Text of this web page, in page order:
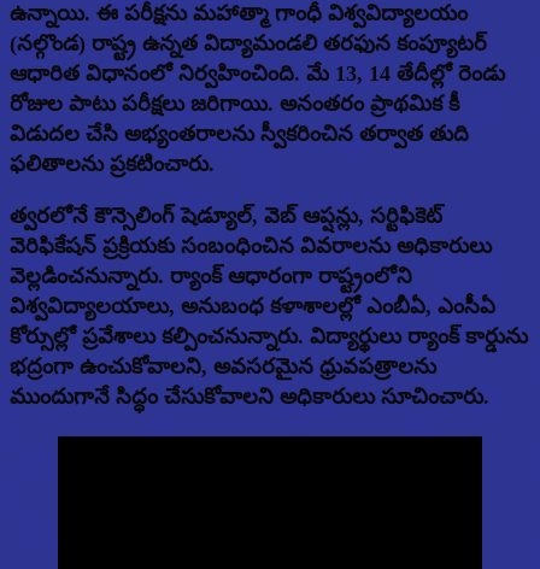
ఉన్నాయి. ఈ పరీక్షను మహాత్మా గాంధీ విశ్వవిద్యాలయం
(నల్గొండ) రాష్ట్ర ఉన్నత విద్యామండలి తరఫున కంప్యూటర్
ఆధారిత విధానంలో నిర్వహించింది. మే 13, 14 తేదీల్లో రెండు
రోజుల పాటు పరీక్షలు జరిగాయి. అనంతరం ప్రాథమిక కీ
విడుదల చేసి అభ్యంతరాలను స్వీకరించిన తర్వాత తుది
ఫలితాలను ప్రకటించారు.
త్వరలోనే కౌన్సెలింగ్ షెడ్యూల్, వెబ్ ఆప్షన్లు, సర్టిఫికెట్
వెరిఫికేషన్ ప్రక్రియకు సంబంధించిన వివరాలను అధికారులు
వెల్లడించనున్నారు. ర్యాంక్ ఆధారంగా రాష్ట్రంలోని
విశ్వవిద్యాలయాలు, అనుబంధ కళాశాలల్లో ఎంబీఏ, ఎంసీఏ
కోర్సుల్లో ప్రవేశాలు కల్పించనున్నారు. విద్యార్థులు ర్యాంక్ కార్డును
భద్రంగా ఉంచుకోవాలని, అవసరమైన ధ్రువపత్రాలను
ముందుగానే సిద్ధం చేసుకోవాలని అధికారులు సూచించారు.